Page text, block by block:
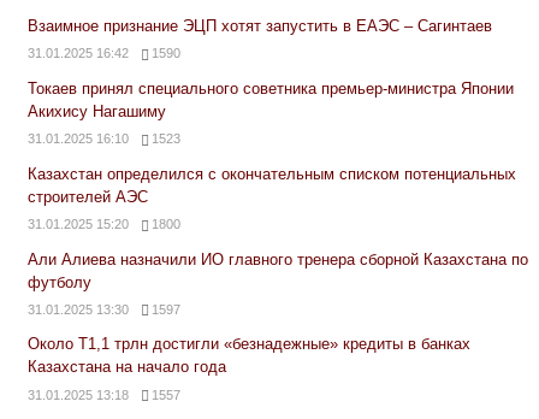
Взаимное признание ЭЦП хотят запустить в ЕАЭС – Сагинтаев
31.01.2025 16:42 1590
Токаев принял специального советника премьер-министра Японии
Акихису Нагашиму
31.01.2025 16:10 1523
Казахстан определился с окончательным списком потенциальных
строителей АЭС
31.01.2025 15:20 1800
Али Алиева назначили ИО главного тренера сборной Казахстана по
футболу
31.01.2025 13:30 1597
Около Т1,1 трлн достигли «безнадежные» кредиты в банках
Казахстана на начало года
31.01.2025 13:18 1557